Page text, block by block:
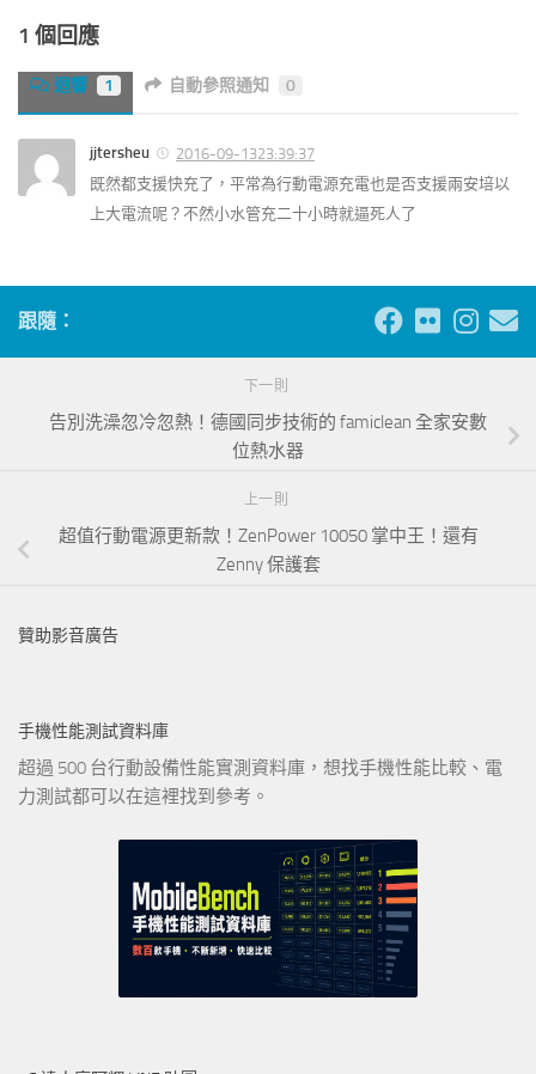
1 個回應
迴響 1 自動參照通知 0
jjtersheu
2016-09-1323:39:37
既然都支援快充了，平常為行動電源充電也是否支援兩安培以
上大電流呢？不然小水管充二十小時就逼死人了
跟隨：
下一則
告別洗澡忽冷忽熱！德國同步技術的 famiclean 全家安數
位熱水器
上一則
超值行動電源更新款！ZenPower 10050 掌中王！還有
Zenny 保護套
贊助影音廣告
手機性能測試資料庫
超過 500 台行動設備性能實測資料庫，想找手機性能比較、電
力測試都可以在這裡找到參考。